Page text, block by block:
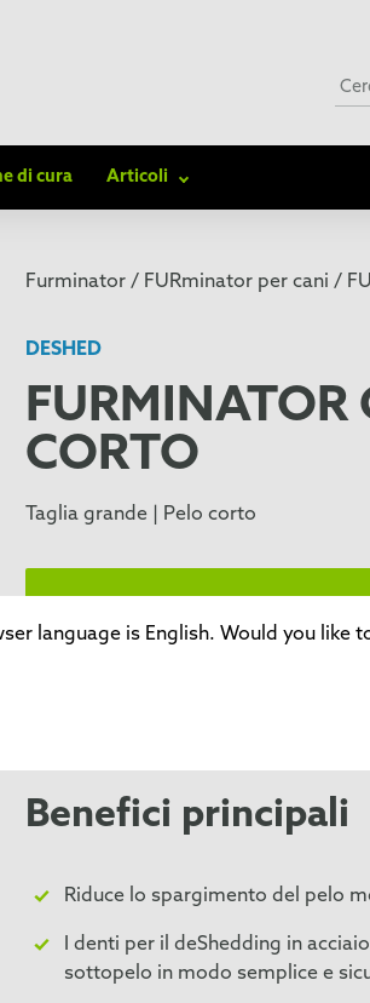
di cura Articoli
Furminator / FURminator per cani /
DESHED
FURMINATOR
CORTO
Taglia grande | Pelo corto
Quale FURminator è adatto al
Benefici principali
Riduce lo spargimento del pelo
I denti per il deShedding in
sottopelo in modo semplice e
language is English. Would you like